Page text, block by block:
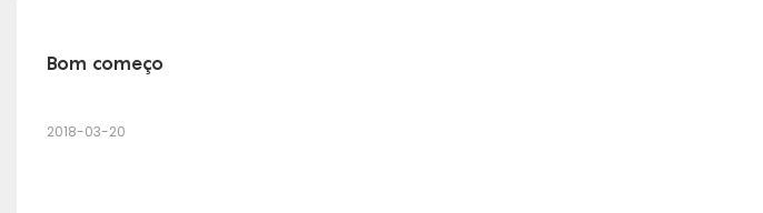
Bom começo
2018-03-20